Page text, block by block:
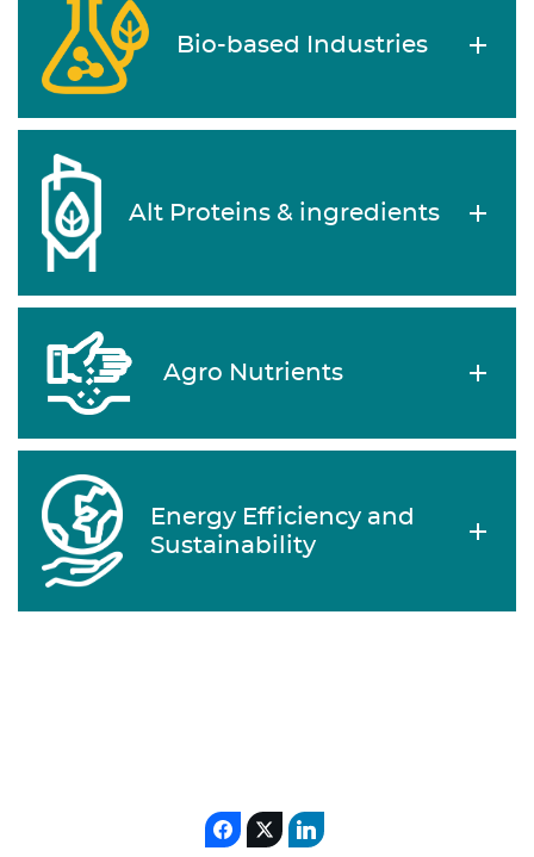
Bio-based Industries
Alt Proteins & ingredients
Agro Nutrients
Energy Efficiency and
Sustainability